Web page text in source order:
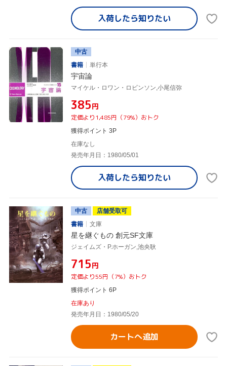
入荷したら知りたい
中古
書籍
単行本
宇宙論
マイケル・ロワン・ロビンソン,小尾信弥
¥385円
定価より1,485円（79%）おトク
獲得ポイント 3P
在庫なし
発売年月日：1980/05/01
入荷したら知りたい
中古
店舗受取可
書籍
文庫
星を継ぐもの 創元SF文庫
ジェイムズ・P.ホーガン,池央耿
¥715円
定価より55円（7%）おトク
獲得ポイント 6P
在庫あり
発売年月日：1980/05/20
カートへ追加